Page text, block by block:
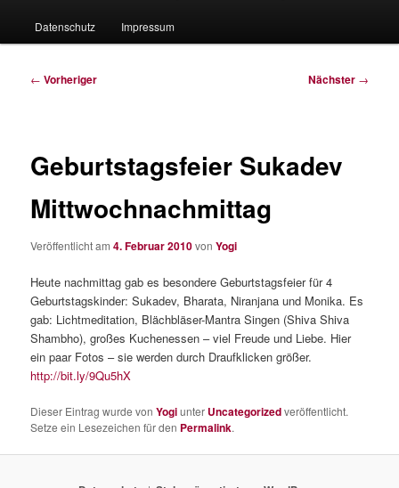
Datenschutz Impressum
Beitragsnavigation
← Vorheriger Nächster →
Geburtstagsfeier Sukadev
Mittwochnachmittag
Veröffentlicht am4. Februar 2010vonYogi
Heute nachmittag gab es besondere Geburtstagsfeier für 4
Geburtstagskinder: Sukadev, Bharata, Niranjana und Monika. Es
gab: Lichtmeditation, Blächbläser-Mantra Singen (Shiva Shiva
Shambho), großes Kuchenessen – viel Freude und Liebe. Hier
ein paar Fotos – sie werden durch Draufklicken größer.
http://bit.ly/9Qu5hX
Dieser Eintrag wurde vonYogiunter Uncategorizedveröffentlicht.
Setze ein Lesezeichen für den Permalink.